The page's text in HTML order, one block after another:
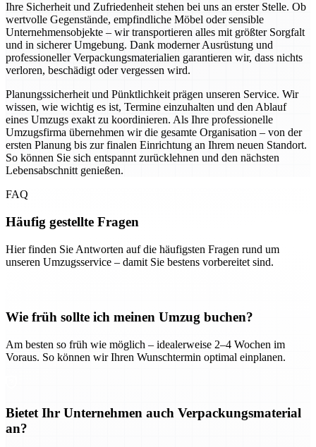
Ihre Sicherheit und Zufriedenheit stehen bei uns an erster Stelle. Ob
wertvolle Gegenstände, empfindliche Möbel oder sensible
Unternehmensobjekte – wir transportieren alles mit größter Sorgfalt
und in sicherer Umgebung. Dank moderner Ausrüstung und
professioneller Verpackungsmaterialien garantieren wir, dass nichts
verloren, beschädigt oder vergessen wird.
Planungssicherheit und Pünktlichkeit prägen unseren Service. Wir
wissen, wie wichtig es ist, Termine einzuhalten und den Ablauf
eines Umzugs exakt zu koordinieren. Als Ihre professionelle
Umzugsfirma übernehmen wir die gesamte Organisation – von der
ersten Planung bis zur finalen Einrichtung an Ihrem neuen Standort.
So können Sie sich entspannt zurücklehnen und den nächsten
Lebensabschnitt genießen.
FAQ
Häufig gestellte Fragen
Hier finden Sie Antworten auf die häufigsten Fragen rund um
unseren Umzugsservice – damit Sie bestens vorbereitet sind.
Wie früh sollte ich meinen Umzug buchen?
Am besten so früh wie möglich – idealerweise 2–4 Wochen im
Voraus. So können wir Ihren Wunschtermin optimal einplanen.
Bietet Ihr Unternehmen auch Verpackungsmaterial
an?